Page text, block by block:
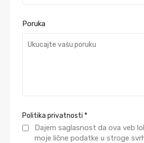
Poruka
Politika privatnosti *
Dajem saglasnost da ova veb
moje lične podatke u stroge